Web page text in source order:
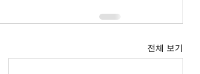
전체 보기